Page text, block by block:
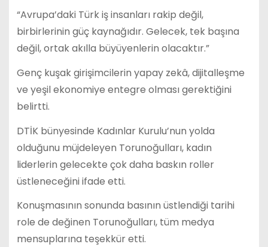
“Avrupa’daki Türk iş insanları rakip değil,
birbirlerinin güç kaynağıdır. Gelecek, tek başına
değil, ortak akılla büyüyenlerin olacaktır.”
Genç kuşak girişimcilerin yapay zekâ, dijitalleşme
ve yeşil ekonomiye entegre olması gerektiğini
belirtti.
DTİK bünyesinde Kadınlar Kurulu’nun yolda
olduğunu müjdeleyen Torunoğulları, kadın
liderlerin gelecekte çok daha baskın roller
üstleneceğini ifade etti.
Konuşmasının sonunda basının üstlendiği tarihi
role de değinen Torunoğulları, tüm medya
mensuplarına teşekkür etti.